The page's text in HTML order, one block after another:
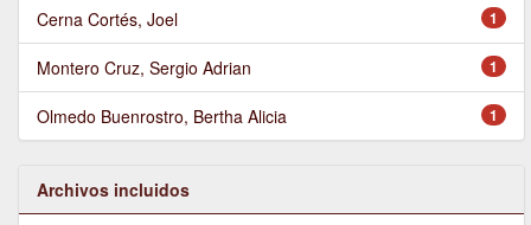
1
Cerna Cortés, Joel
1
Montero Cruz, Sergio Adrian
1
Olmedo Buenrostro, Bertha Alicia
Archivos incluidos